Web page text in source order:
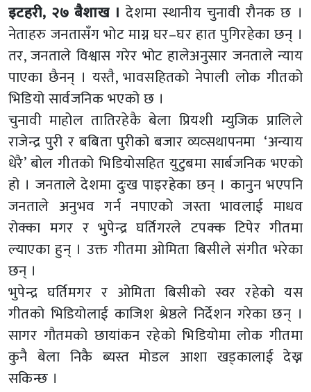
इटहरी, २७ बैशाख । देशमा स्थानीय चुनावी रौनक छ ।
नेताहरु जनतासँग भोट माग्न घर–घर हात पुगिरहेका छन् ।
तर, जनताले विश्वास गरेर भोट हालेअनुसार जनताले न्याय
पाएका छैनन् । यस्तै, भावसहितको नेपाली लोक गीतको
भिडियो सार्वजनिक भएको छ ।
चुनावी माहोल तातिरहेकै बेला प्रियशी म्युजिक प्रालिले
राजेन्द्र पुरी र बबिता पुरीको बजार व्यव्सथापनमा ‘अन्याय
धेरै’ बोल गीतको भिडियोसहित युटुबमा सार्बजनिक भएको
हो । जनताले देशमा दुःख पाइरहेका छन् । कानुन भएपनि
जनताले अनुभव गर्न नपाएको जस्ता भावलाई माधव
रोक्का मगर र भुपेन्द्र घर्तिगरले टपक्क टिपेर गीतमा
ल्याएका हुन् । उक्त गीतमा ओमिता बिसीले संगीत भरेका
छन् ।
भुपेन्द्र घर्तिमगर र ओमिता बिसीको स्वर रहेको यस
गीतको भिडियोलाई काजिश श्रेष्ठले निर्देशन गरेका छन् ।
सागर गौतमको छायांकन रहेको भिडियोमा लोक गीतमा
कुनै बेला निकै ब्यस्त मोडल आशा खड्कालाई देख्न
सकिन्छ ।